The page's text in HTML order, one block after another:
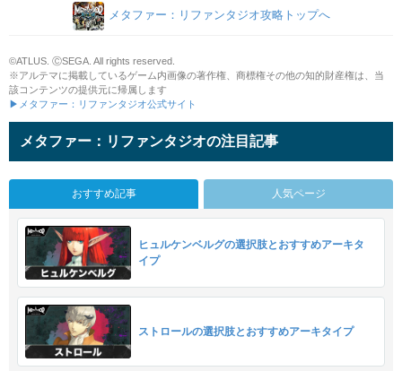
メタファー：リファンタジオ攻略トップへ
©ATLUS. ⒸSEGA. All rights reserved.
※アルテマに掲載しているゲーム内画像の著作権、商標権その他の知的財産権は、当
該コンテンツの提供元に帰属します
▶メタファー：リファンタジオ公式サイト
メタファー：リファンタジオの注目記事
おすすめ記事 人気ページ
ヒュルケンベルグの選択肢とおすすめアーキタ
イプ
ストロールの選択肢とおすすめアーキタイプ